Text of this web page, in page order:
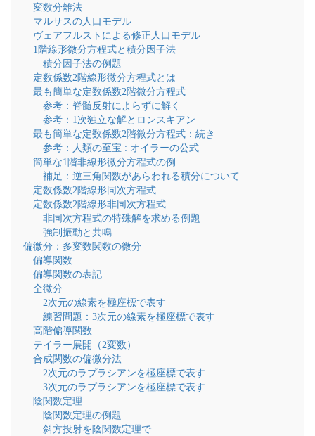
変数分離法
マルサスの人口モデル
ヴェアフルストによる修正人口モデル
1階線形微分方程式と積分因子法
積分因子法の例題
定数係数2階線形微分方程式とは
最も簡単な定数係数2階微分方程式
参考：脊髄反射によらずに解く
参考：1次独立な解とロンスキアン
最も簡単な定数係数2階微分方程式：続き
参考：人類の至宝 : オイラーの公式
簡単な1階非線形微分方程式の例
補足：逆三角関数があらわれる積分について
定数係数2階線形同次方程式
定数係数2階線形非同次方程式
非同次方程式の特殊解を求める例題
強制振動と共鳴
偏微分：多変数関数の微分
偏導関数
偏導関数の表記
全微分
2次元の線素を極座標で表す
練習問題：3次元の線素を極座標で表す
高階偏導関数
テイラー展開（2変数）
合成関数の偏微分法
2次元のラプラシアンを極座標で表す
3次元のラプラシアンを極座標で表す
陰関数定理
陰関数定理の例題
斜方投射を陰関数定理で